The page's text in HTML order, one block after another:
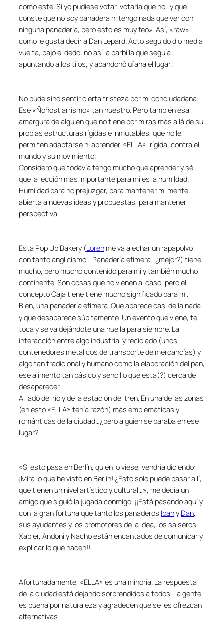
como este. Si yo pudiese votar, votaría que no…y que
conste que no soy panadera ni tengo nada que ver con
ninguna panadería, pero esto es muy feo». Así, «raw»,
como le gusta decir a Dan Lepard. Acto seguido dio media
vuelta, bajó el dedo, no así la barbilla que seguía
apuntando a los tilos, y abandonó ufana el lugar.
No pude sino sentir cierta tristeza por mi conciudadana.
Ese «Ñoñostiarrismo» tan nuestro. Pero también esa
amargura de alguien que no tiene por miras más allá de su
propias estructuras rígidas e inmutables, que no le
permiten adaptarse ni aprender. «ELLA», rígida, contra el
mundo y su movimiento.
Considero que todavía tengo mucho que aprender y sé
que la lección más importante para mi es la humildad.
Humildad para no prejuzgar, para mantener mi mente
abierta a nuevas ideas y propuestas, para mantener
perspectiva.
Esta Pop Up Bakery (Loren me va a echar un rapapolvo
con tanto anglicismo… Panadería efímera…¿mejor?) tiene
mucho, pero mucho contenido para mi y también mucho
continente. Son cosas que no vienen al caso, pero el
concepto Caja tiene tiene mucho significado para mi.
Bien, una panadería efímera. Que aparece casi de la nada
y que desaparece súbitamente. Un evento que viene, te
toca y se va dejándote una huella para siempre. La
interacción entre algo industrial y reciclado (unos
contenedores metálicos de transporte de mercancías) y
algo tan tradicional y humano como la elaboración del pan,
ese alimento tan básico y sencillo que está(?) cerca de
desaparecer.
Al lado del río y de la estación del tren. En una de las zonas
(en esto «ELLA» tenía razón) más emblemáticas y
románticas de la ciudad…¿pero alguien se paraba en ese
lugar?
«Si esto pasa en Berlín, quien lo viese, vendría diciendo:
¡Mira lo que he visto en Berlín! ¿Esto solo puede pasar allí,
que tienen un nivel artístico y cultural…», me decía un
amigo que siguió la jugada conmigo. ¡¡Está pasando aquí y
con la gran fortuna que tanto los panaderos Ibany Dan,
sus ayudantes y los promotores de la idea, los salseros
Xabier, Andoni y Nacho están encantados de comunicar y
explicar lo que hacen!!
Afortunadamente, «ELLA» es una minoría. La respuesta
de la ciudad está dejando sorprendidos a todos. La gente
es buena por naturaleza y agradecen que se les ofrezcan
alternativas.